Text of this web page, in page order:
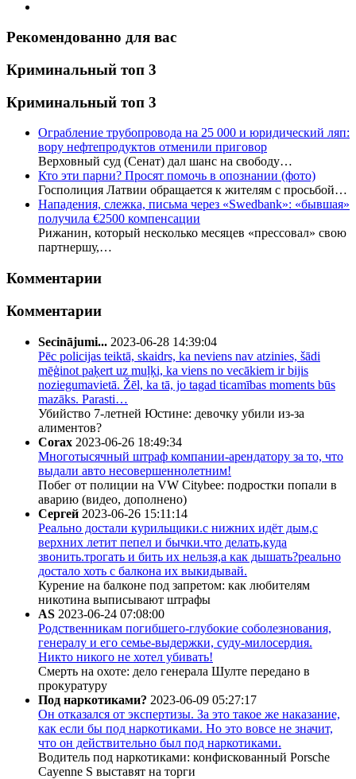
Рекомендованно для вас
Криминальный топ 3
Криминальный топ 3
Ограбление трубопровода на 25 000 и юридический ляп:
вору нефтепродуктов отменили приговор
Верховный суд (Сенат) дал шанс на свободу…
Кто эти парни? Просят помочь в опознании (фото)
Госполиция Латвии обращается к жителям с просьбой…
Нападения, слежка, письма через «Swedbank»: «бывшая»
получила €2500 компенсации
Рижанин, который несколько месяцев «прессовал» свою
партнершу,…
Комментарии
Комментарии
Secinājumi... 2023-06-28 14:39:04
Pēc policijas teiktā, skaidrs, ka neviens nav atzinies, šādi
mēģinot paķert uz muļķi, ka viens no vecākiem ir bijis
noziegumavietā. Žēl, ka tā, jo tagad ticamības moments būs
mazāks. Parasti…
Убийство 7-летней Юстине: девочку убили из-за
алиментов?
Corax 2023-06-26 18:49:34
Многотысячный штраф компании-арендатору за то, что
выдали авто несовершеннолетним!
Побег от полиции на VW Citybee: подростки попали в
аварию (видео, дополнено)
Сергей 2023-06-26 15:11:14
Реально достали курильщики.с нижних идёт дым,с
верхних летит пепел и бычки.что делать,куда
звонить.трогать и бить их нельзя,а как дышать?реально
достало хоть с балкона их выкидывай.
Курение на балконе под запретом: как любителям
никотина выписывают штрафы
AS 2023-06-24 07:08:00
Родственникам погибшего-глубокие соболезнования,
генералу и его семье-выдержки, суду-милосердия.
Никто никого не хотел убивать!
Смерть на охоте: дело генерала Шулте передано в
прокуратуру
Под наркотиками? 2023-06-09 05:27:17
Он отказался от экспертизы. За это такое же наказание,
как если бы под наркотиками. Но это вовсе не значит,
что он действительно был под наркотиками.
Водитель под наркотиками: конфискованный Porsche
Cayenne S выставят на торги